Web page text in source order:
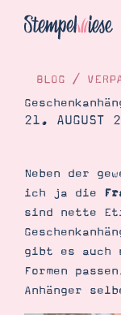
Katalog
BLOG /
21. AUGUST
Neben der
ich ja die
sind nette
gibt es auch
Formen
Anhänger